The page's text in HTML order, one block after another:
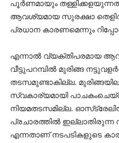
പൂര്‍ണമായും
ആവശ്യമായ സുരക്ഷാ
പ്രധാന കാരണമെന്നും
എന്നാല്‍ വ്യക്തിപരമായ
വീട്ടുപറമ്പില്‍ മുരിങ്ങ
തടസമുണ്ടാകില്ല.
സ്വകാര്യമായി
നിയമതടസമില്ല.
പ്രചാരത്തില്‍
എന്നതാണ് നടപടികളുടെ